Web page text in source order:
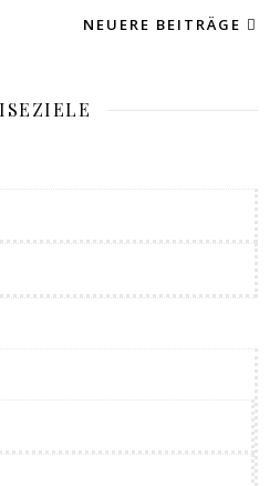
NEUERE BEITRÄGE